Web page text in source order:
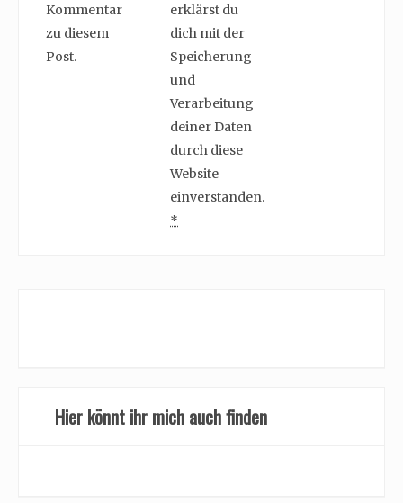
Kommentar
zu diesem
Post.
erklärst du
dich mit der
Speicherung
und
Verarbeitung
deiner Daten
durch diese
Website
einverstanden.
*
Hier könnt ihr mich auch finden